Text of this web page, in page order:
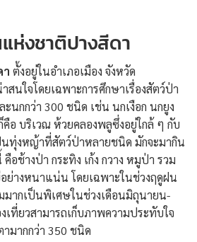
ห่งชาติปางสีดา
ตั้งอยู่ในอำเภอเมือง จังหวัด
นใจโดยเฉพาะการศึกษาเรื่องสัตว์ป่า
นกกว่า 300 ชนิด เช่น นกเงือก นกยูง
อ บริเวณ ห้วยคลองพลูซึ่งอยู่ใกล้ ๆ กับ
นทุ่งหญ้าที่สัตว์ป่าหลายชนิด มักจะมากิน
ช้างป่า กระทิง เก้ง กวาง หมูป่า รวม
ย่างหนาแน่น โดยเฉพาะในช่วงฤดูฝน
มากเป็นพิเศษในช่วงเดือนมิถุนายน-
เที่ยวสามารถเก็บภาพความประทับใจ
มากกว่า 350 ชนิด